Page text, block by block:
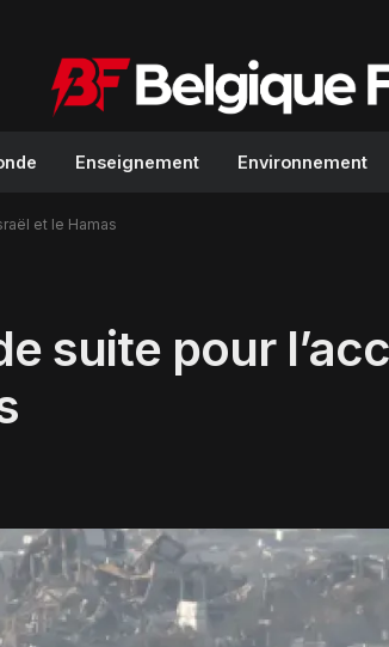
Enseignement Environnement
et le Hamas
suite pour